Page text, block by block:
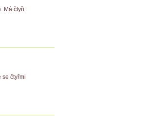
Má čtyři
se čtyřmi